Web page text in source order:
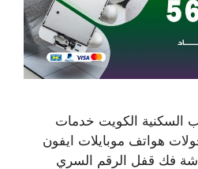
السكنية الكويت خدمات
هواتف موبايلات ايفون
فك قفل الرقم السري